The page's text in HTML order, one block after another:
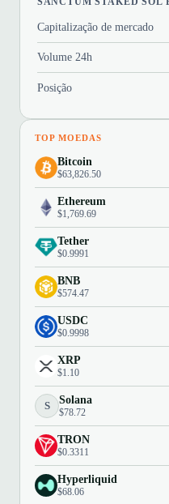
Capitalização de mercado
Volume 24h
Posição
TOP MOEDAS
Bitcoin
$63,826.50
Ethereum
$1,769.69
Tether
$0.9991
BNB
$574.47
USDC
$0.9998
XRP
$1.10
S Solana
$78.72
TRON
$0.3311
Hyperliquid
$68.06